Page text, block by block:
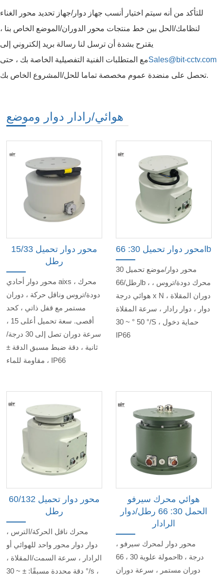
للتأكد من أنه سيتم اختيار أنسب جهاز دوار/جهاز تحديد محور الغناء
لنظامك/الحل بين خط منتجات محور الدوران/الموضع الخاص بنا ،
يقترح بشدة أن ترسل لنا رسالة بريد إلكتروني إلى
Sales@bit-cctv.comمع المتطلبات الفنية التفصيلية الخاصة بك ، حتى
تحصل على منضدة عموم مخصصة تماما للحل/المشروع الخاص بك.
هوائي/رادار دوار وموضع
محور دوار تحميل 15/33
رطل
محور دوار أحادي aixs ، محرك
دودة/تروس وناقل حركة ، دوران
مستمر مع قفل ذاتي ، كحد
أقصى. سعة تحميل أعلى 15 ،
سرعة دوران تصل إلى 30 درجة/
ثانية ، دقة ضبط مسبق الدقة ±
، مقاومة للماء IP66
محور دوار تحميل 30: 66lb
محور دوار/موضع تحميل 30
رطل/66lb ، محرك دودة/تروس ،
هوائي درجة x N دوران المقلاة ،
دوار ، دوار رادار ، سرعة المقلاة
50 ° ~ 30 °/S ، حماية دخول
IP66
محور دوار تحميل 60/132
رطل
محرك ناقل الحركة/الترس ،
دوار دوار محور واحد للهوائي أو
الرادار ، سرعة السمت/المقلاة ،
دقة محددة مسبقًا: ± ~ 30 °/s ،
هوائي محرك سيرفو
الحمل 30: 66 رطل/دوار
الرادار
محور دوار لمحرك سيرفو ،
حمولة علوية 30 ، 66lb ، درجة
دوران مستمر ، سرعة دوران